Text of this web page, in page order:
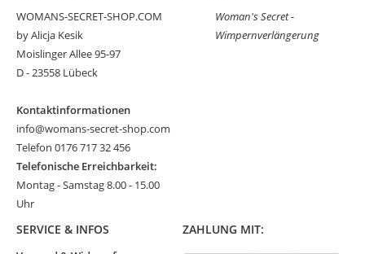
WOMANS-SECRET-SHOP.COM
by Alicja Kesik
Moislinger Allee 95-97
D - 23558 Lübeck
Kontaktinformationen
info@womans-secret-shop.com
Telefon 0176 717 32 456
Telefonische Erreichbarkeit:
Montag - Samstag 8.00 - 15.00
Uhr
Woman's Secret -
Wimpernverlängerung
SERVICE & INFOS ZAHLUNG MIT: